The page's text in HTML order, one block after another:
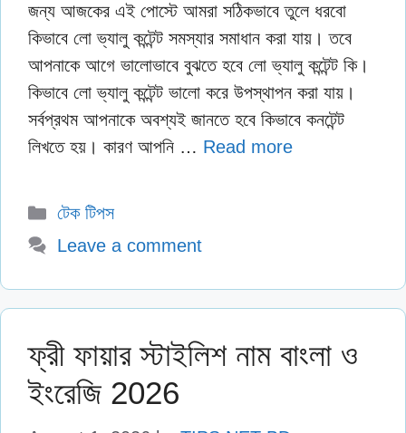
জন্য আজকের এই পোস্টে আমরা সঠিকভাবে তুলে ধরবো
কিভাবে লো ভ্যালু কন্টেন্ট সমস্যার সমাধান করা যায়। তবে
আপনাকে আগে ভালোভাবে বুঝতে হবে লো ভ্যালু কন্টেন্ট কি।
কিভাবে লো ভ্যালু কন্টেন্ট ভালো করে উপস্থাপন করা যায়।
সর্বপ্রথম আপনাকে অবশ্যই জানতে হবে কিভাবে কনটেন্ট
লিখতে হয়। কারণ আপনি … Read more
Categories
টেক টিপস
Leave a comment
ফ্রী ফায়ার স্টাইলিশ নাম বাংলা ও
ইংরেজি 2026